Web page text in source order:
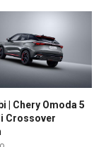
| Chery Omoda 5
Crossover